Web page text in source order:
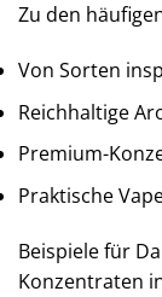
Zu den
Von Sorten
Reichhaltige
Premium-
Praktische
Beispiele für
Konzentraten